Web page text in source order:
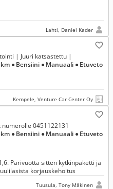
Lahti, Daniel Kader
| Juuri katsastettu |
● Bensiini ● Manuaali ● Etuveto
Kempele, Venture Car Center Oy
numerolle 0451122131
● Bensiini ● Manuaali ● Etuveto
Parivuotta sitten kytkinpaketti ja
korjauskehoitus
Tuusula, Tony Mäkinen